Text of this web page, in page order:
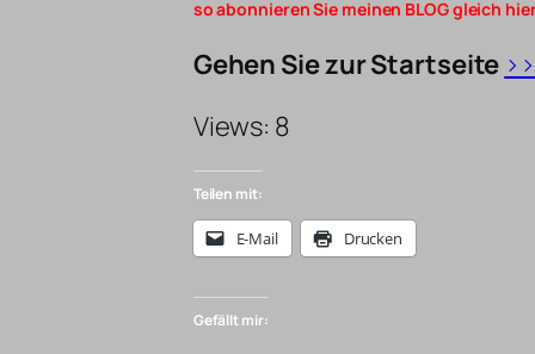
so abonnieren Sie meinen BLOG gleich
Gehen Sie zur Startseite
Views: 8
Teilen mit:
E-Mail Drucken
Gefällt mir: